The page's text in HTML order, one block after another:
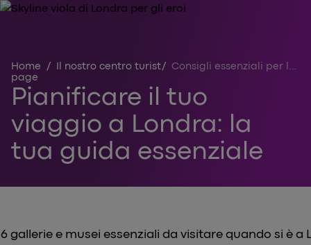
Home
page
/ Il nostro centro turistico
/ Consigli essenziali per la pianificazione di una vacanza a Londra
Pianificare il tuo
viaggio a Londra: la
tua guida essenziale
6 gallerie e musei essenziali da visitare quando si è a